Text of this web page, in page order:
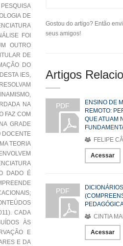
DE
FOI
OUTRO
DE
DO
IES,
NA
FAZ COM
GRADE
DOCENTE
TEORIA
DADO É
CADA
ÀS
E
E DA
Gostou do artigo? Então
seus amigos!
Artigos
PDF
ENSINO DE
REMOTO:
QUE ATUAM
FELIPE
Acessar
PDF
CINTIA
Acessar